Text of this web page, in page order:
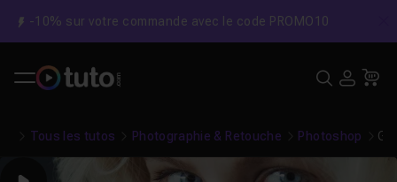
-10% sur votre commande avec le code PROMO10
Tous les tutos Photographie & Retouche Photoshop